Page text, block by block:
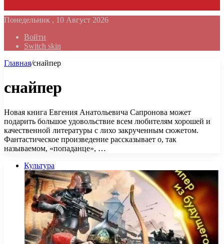
Понедельник , 10 Август 2026
Войти
Switch skin
Главная/снайпер
снайпер
Новая книга Евгения Анатольевича Сапронова может
подарить большое удовольствие всем любителям хорошей и
качественной литературы с лихо закрученным сюжетом.
Фантастическое произведение рассказывает о, так
называемом, «попаданце», …
Культура